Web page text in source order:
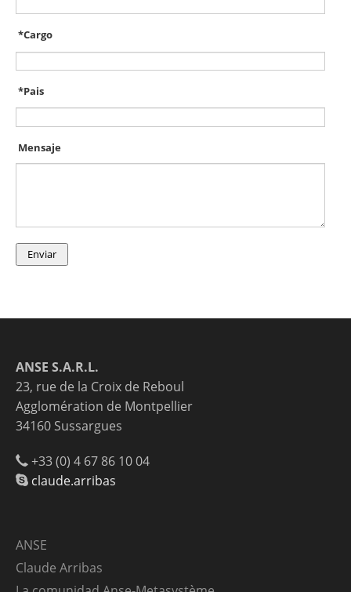
*Cargo
*Pais
Mensaje
ANSE S.A.R.L.
23, rue de la Croix de Reboul
Agglomération de Montpellier
34160 Sussargues
+33 (0) 4 67 86 10 04
claude.arribas
ANSE
Claude Arribas